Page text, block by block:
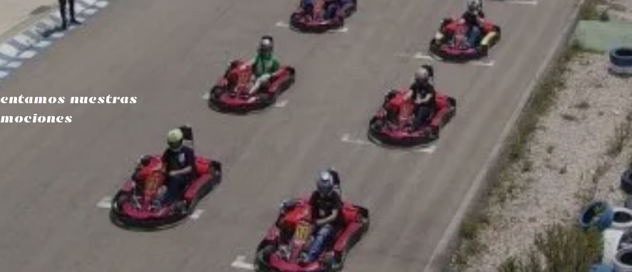
nuestras